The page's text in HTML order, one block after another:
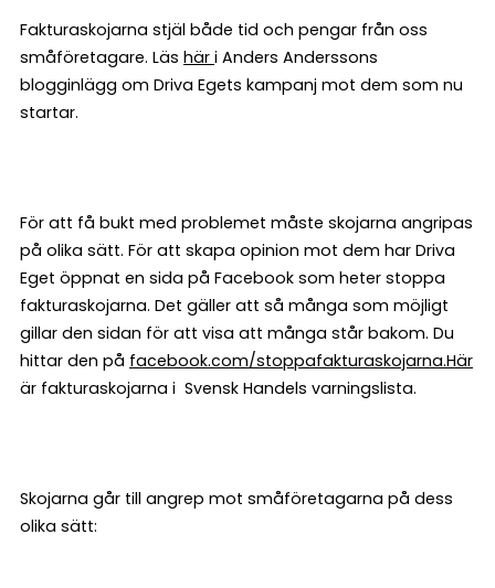
Fakturaskojarna stjäl både tid och pengar från oss
småföretagare. Läs här i Anders Anderssons
blogginlägg om Driva Egets kampanj mot dem som nu
startar.
För att få bukt med problemet måste skojarna angripas
på olika sätt. För att skapa opinion mot dem har Driva
Eget öppnat en sida på Facebook som heter stoppa
fakturaskojarna. Det gäller att så många som möjligt
gillar den sidan för att visa att många står bakom. Du
hittar den på facebook.com/stoppafakturaskojarna.Här
är fakturaskojarna i Svensk Handels varningslista.
Skojarna går till angrep mot småföretagarna på dess
olika sätt: